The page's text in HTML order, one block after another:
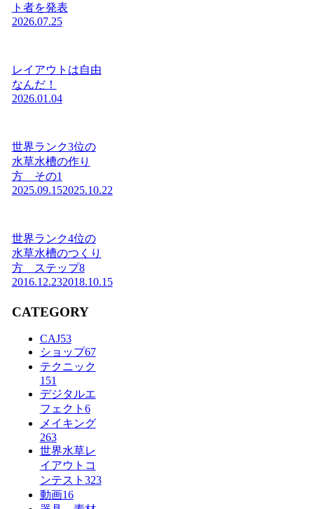
ト者を発表
2026.07.25
レイアウトは自由
なんだ！
2026.01.04
世界ランク3位の
水草水槽の作り
方 その1
2025.09.152025.10.22
世界ランク4位の
水草水槽のつくり
方 ステップ8
2016.12.232018.10.15
CATEGORY
CAJ53
ショップ67
テクニック
151
デジタルエ
フェクト 6
メイキング
263
世界水草レ
イアウトコ
ンテスト 323
動画16